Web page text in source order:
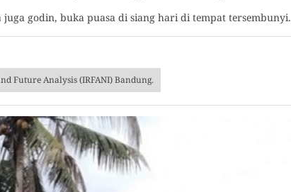
godin, buka puasa di siang hari di tempat tersembunyi.
Future Analysis (IRFANI) Bandung.